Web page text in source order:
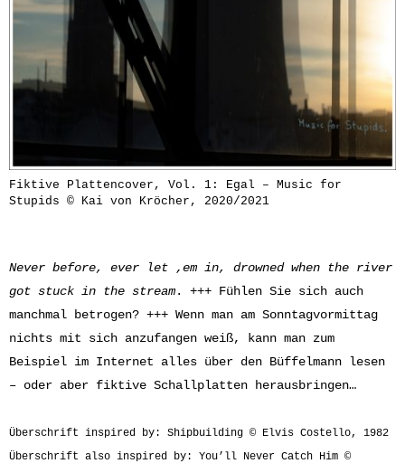
Fiktive Plattencover, Vol. 1: Egal – Music for
Stupids © Kai von Kröcher, 2020/2021
Never before, ever let ‚em in, drowned when the river
got stuck in the stream. +++ Fühlen Sie sich auch
manchmal betrogen? +++ Wenn man am Sonntagvormittag
nichts mit sich anzufangen weiß, kann man zum
Beispiel im Internet alles über den Büffelmann lesen
– oder aber fiktive Schallplatten herausbringen…
Überschrift inspired by: Shipbuilding © Elvis Costello, 1982
Überschrift also inspired by: You’ll Never Catch Him ©